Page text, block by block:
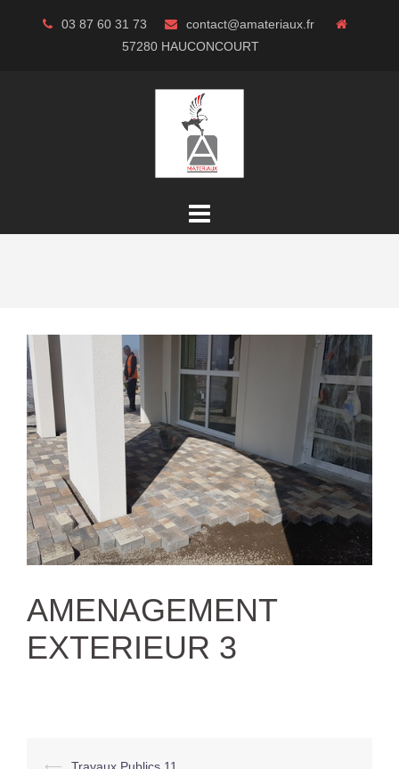
03 87 60 31 73
contact@amateriaux.fr
57280 HAUCONCOURT
AMENAGEMENT
EXTERIEUR 3
⟵ Travaux Publics 11